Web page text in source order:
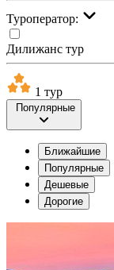
Туроператор:
Дилижанс тур
1 тур
Популярные
Ближайшие
Популярные
Дешевые
Дорогие